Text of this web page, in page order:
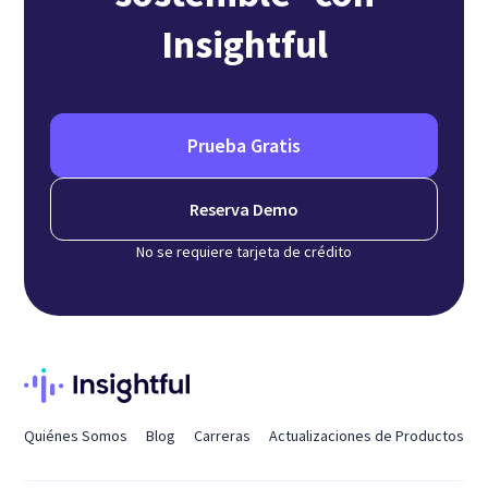
Insightful
Prueba Gratis
Reserva Demo
No se requiere tarjeta de crédito
Quiénes Somos Blog Carreras Actualizaciones de Productos